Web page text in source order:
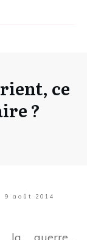
ce
?
9 août 2014
la guerre…